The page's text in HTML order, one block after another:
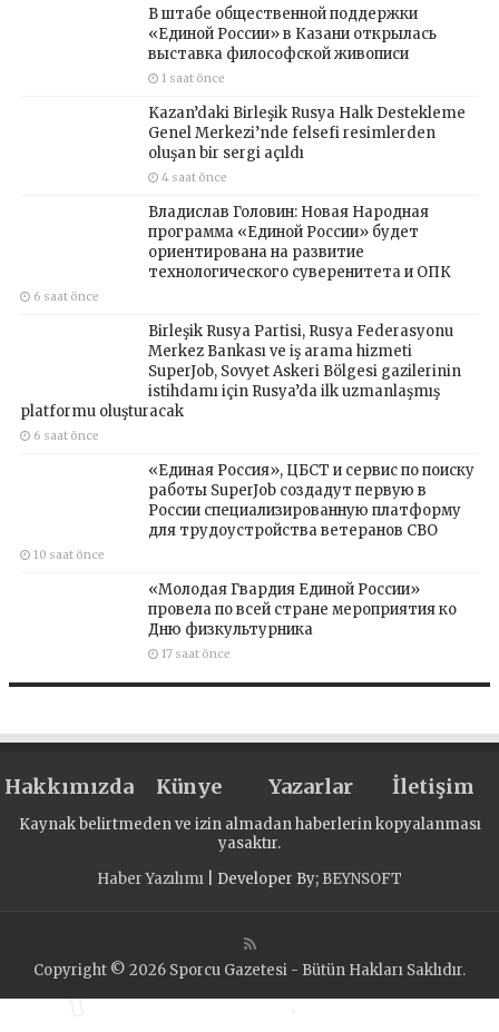
В штабе общественной поддержки
«Единой России» в Казани открылась
выставка философской живописи
1 saat önce
Kazan’daki Birleşik Rusya Halk Destekleme
Genel Merkezi’nde felsefi resimlerden
oluşan bir sergi açıldı
4 saat önce
Владислав Головин: Новая Народная
программа «Единой России» будет
ориентирована на развитие
технологического суверенитета и ОПК
6 saat önce
Birleşik Rusya Partisi, Rusya Federasyonu
Merkez Bankası ve iş arama hizmeti
SuperJob, Sovyet Askeri Bölgesi gazilerinin
istihdamı için Rusya’da ilk uzmanlaşmış
platformu oluşturacak
6 saat önce
«Единая Россия», ЦБСТ и сервис по поиску
работы SuperJob создадут первую в
России специализированную платформу
для трудоустройства ветеранов СВО
10 saat önce
«Молодая Гвардия Единой России»
провела по всей стране мероприятия ко
Дню физкультурника
17 saat önce
Hakkımızda Künye Yazarlar İletişim
Kaynak belirtmeden ve izin almadan haberlerin kopyalanması
yasaktır.
Haber Yazılımı | Developer By; BEYNSOFT
Copyright © 2026 Sporcu Gazetesi - Bütün Hakları Saklıdır.